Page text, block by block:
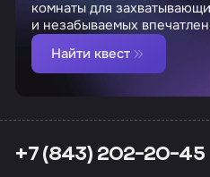
комнаты для
и незабываемых
Найти квест
+7 (843) 202-20-45